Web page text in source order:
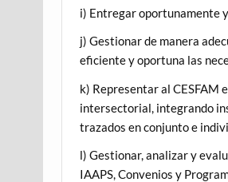
i) Entregar oportunamente
j) Gestionar de manera
eficiente y oportuna las
k) Representar al CESFAM
intersectorial, integrando
trazados en conjunto e
l) Gestionar, analizar y
IAAPS, Convenios y